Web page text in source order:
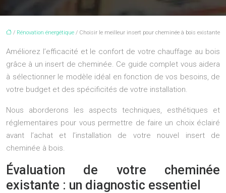
/ Rénovation énergétique / Choisir le meilleur insert pour cheminée à bois existante
Améliorez l’efficacité et le confort de votre chauffage au bois
grâce à un insert de cheminée. Ce guide complet vous aidera
à sélectionner le modèle idéal en fonction de vos besoins, de
votre budget et des spécificités de votre installation.
Nous aborderons les aspects techniques, esthétiques et
réglementaires pour vous permettre de faire un choix éclairé
avant l’achat et l’installation de votre nouvel insert de
cheminée à bois.
Évaluation de votre cheminée
existante : un diagnostic essentiel